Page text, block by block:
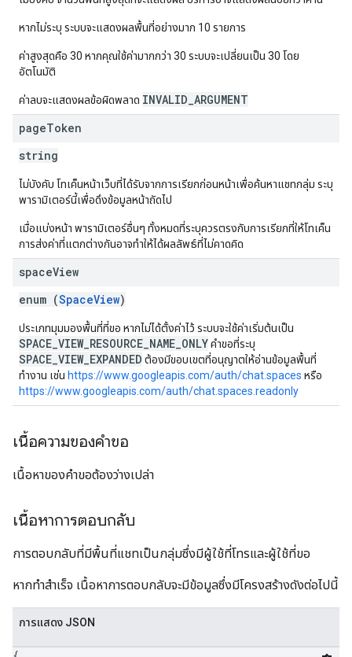
หากไม่ระบุ ระบบจะแสดงผลพื้นที่อย่างมาก 10 รายการ
ค่าสูงสุดคือ 30 หากคุณใช้ค่ามากกว่า 30 ระบบจะเปลี่ยนเป็น 30 โดย
อัตโนมัติ
ค่าลบจะแสดงผลข้อผิดพลาด INVALID_ARGUMENT
pageToken
string
ไม่บังคับ โทเค็นหน้าเว็บที่ได้รับจากการเรียกก่อนหน้าเพื่อค้นหาแชทกลุ่ม ระบุ
พารามิเตอร์นี้เพื่อดึงข้อมูลหน้าถัดไป
เมื่อแบ่งหน้า พารามิเตอร์อื่นๆ ทั้งหมดที่ระบุควรตรงกับการเรียกที่ให้โทเค็น
การส่งค่าที่แตกต่างกันอาจทำให้ได้ผลลัพธ์ที่ไม่คาดคิด
spaceView
enum (SpaceView)
ประเภทมุมมองพื้นที่ที่ขอ หากไม่ได้ตั้งค่าไว้ ระบบจะใช้ค่าเริ่มต้นเป็น
SPACE_VIEW_RESOURCE_NAME_ONLYคำขอที่ระบุ
SPACE_VIEW_EXPANDED ต้องมีขอบเขตที่อนุญาตให้อ่านข้อมูลพื้นที่
ทำงาน เช่น https://www.googleapis.com/auth/chat.spaces หรือ
https://www.googleapis.com/auth/chat.spaces.readonly
เนื้อความของคำขอ
เนื้อหาของคำขอต้องว่างเปล่า
เนื้อหาการตอบกลับ
การตอบกลับที่มีพื้นที่แชทเป็นกลุ่มซึ่งมีผู้ใช้ที่โทรและผู้ใช้ที่ขอ
หากทำสำเร็จ เนื้อหาการตอบกลับจะมีข้อมูลซึ่งมีโครงสร้างดังต่อไปนี้
การแสดง JSON